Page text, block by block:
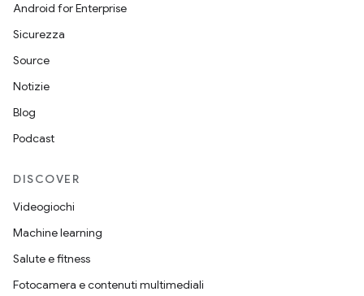
Android for Enterprise
Sicurezza
Source
Notizie
Blog
Podcast
DISCOVER
Videogiochi
Machine learning
Salute e fitness
Fotocamera e contenuti multimediali